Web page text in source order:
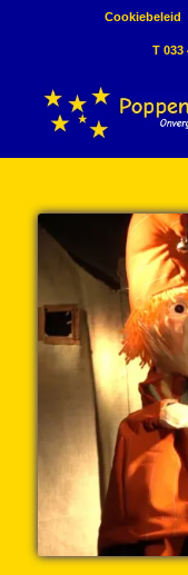
Cookiebeleid
T 033